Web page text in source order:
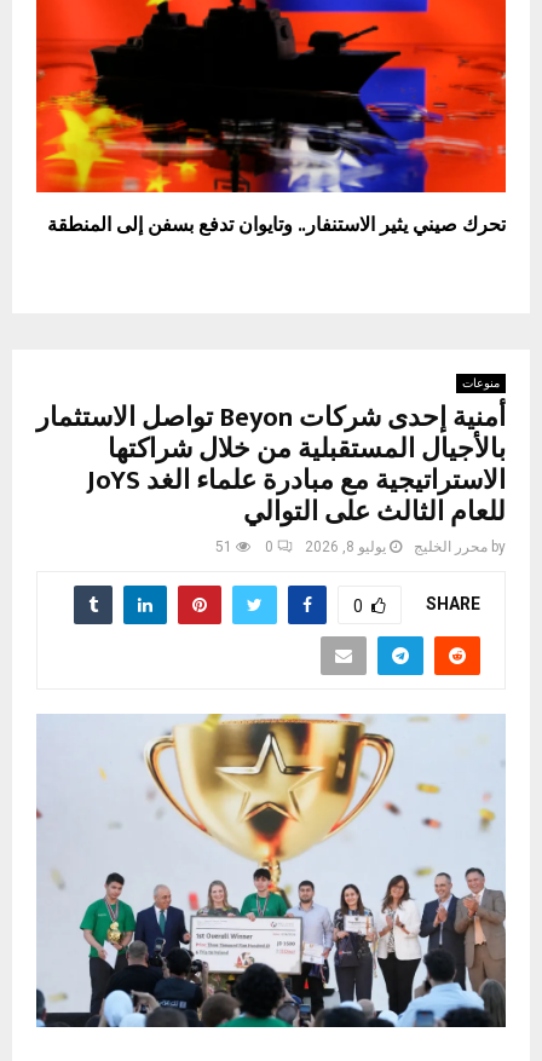
تحرك صيني يثير الاستنفار.. وتايوان تدفع بسفن إلى المنطقة
منوعات
أمنية إحدى شركات Beyon تواصل الاستثمار
بالأجيال المستقبلية من خلال شراكتها
الاستراتيجية مع مبادرة علماء الغد JoYS
للعام الثالث على التوالي
by محرر الخليج يوليو 8, 2026 0
51
SHARE
0